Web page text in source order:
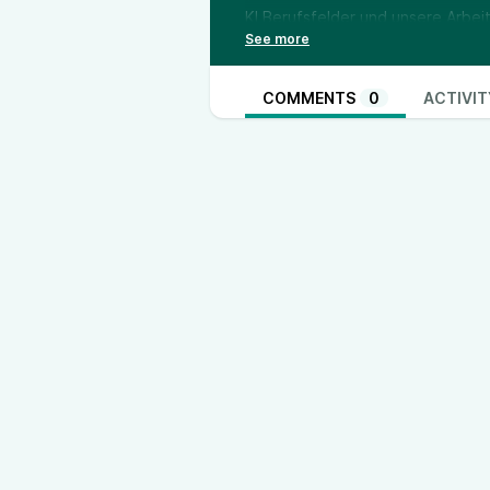
KI Berufsfelder und unsere
Mehr als jedes vierte
Stellenabbau durch KI, hat das
verkündet. Nur ganz wenige
mitten in einer politischen
COMMENTS 0